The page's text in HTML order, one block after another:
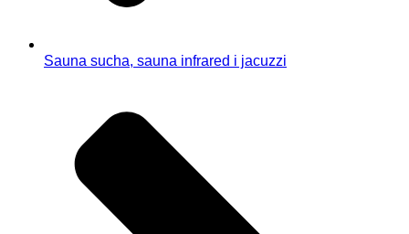
Sauna sucha, sauna infrared i jacuzzi